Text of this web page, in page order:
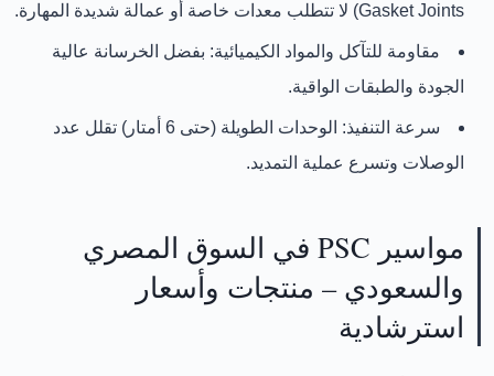
Gasket Joints) لا تتطلب معدات خاصة أو عمالة شديدة المهارة.
مقاومة للتآكل والمواد الكيميائية: بفضل الخرسانة عالية
الجودة والطبقات الواقية.
سرعة التنفيذ:
الوحدات الطويلة (حتى 6 أمتار) تقلل عدد
الوصلات وتسرع عملية التمديد.
مواسير PSC في السوق المصري
والسعودي – منتجات وأسعار
استرشادية